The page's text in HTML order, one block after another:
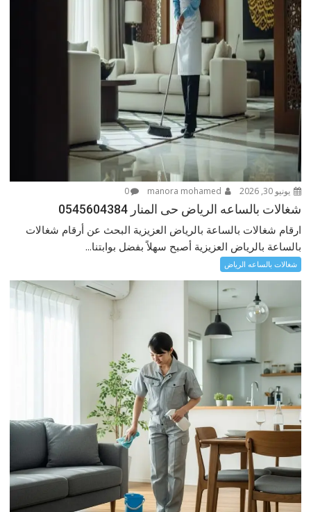
يونيو 30, 2026 0
شغالات بالساعه الرياض حى المنار 0545604384
ارقام شغالات بالساعة بالرياض العزيزية البحث عن أرقام شغالات
بالساعة بالرياض العزيزية أصبح سهلاً بفضل بوابتنا...
شغالات بالساعه الرياض